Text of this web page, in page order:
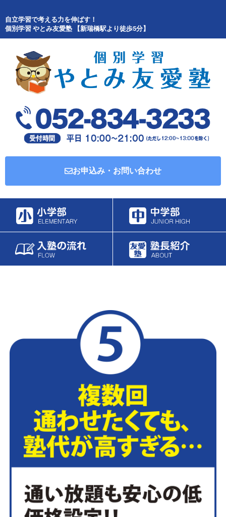
自立学習で考える力を伸ばす！
個別学習 やとみ友愛塾 【新瑞橋駅より徒歩5分】
お申込み・お問い合わせ